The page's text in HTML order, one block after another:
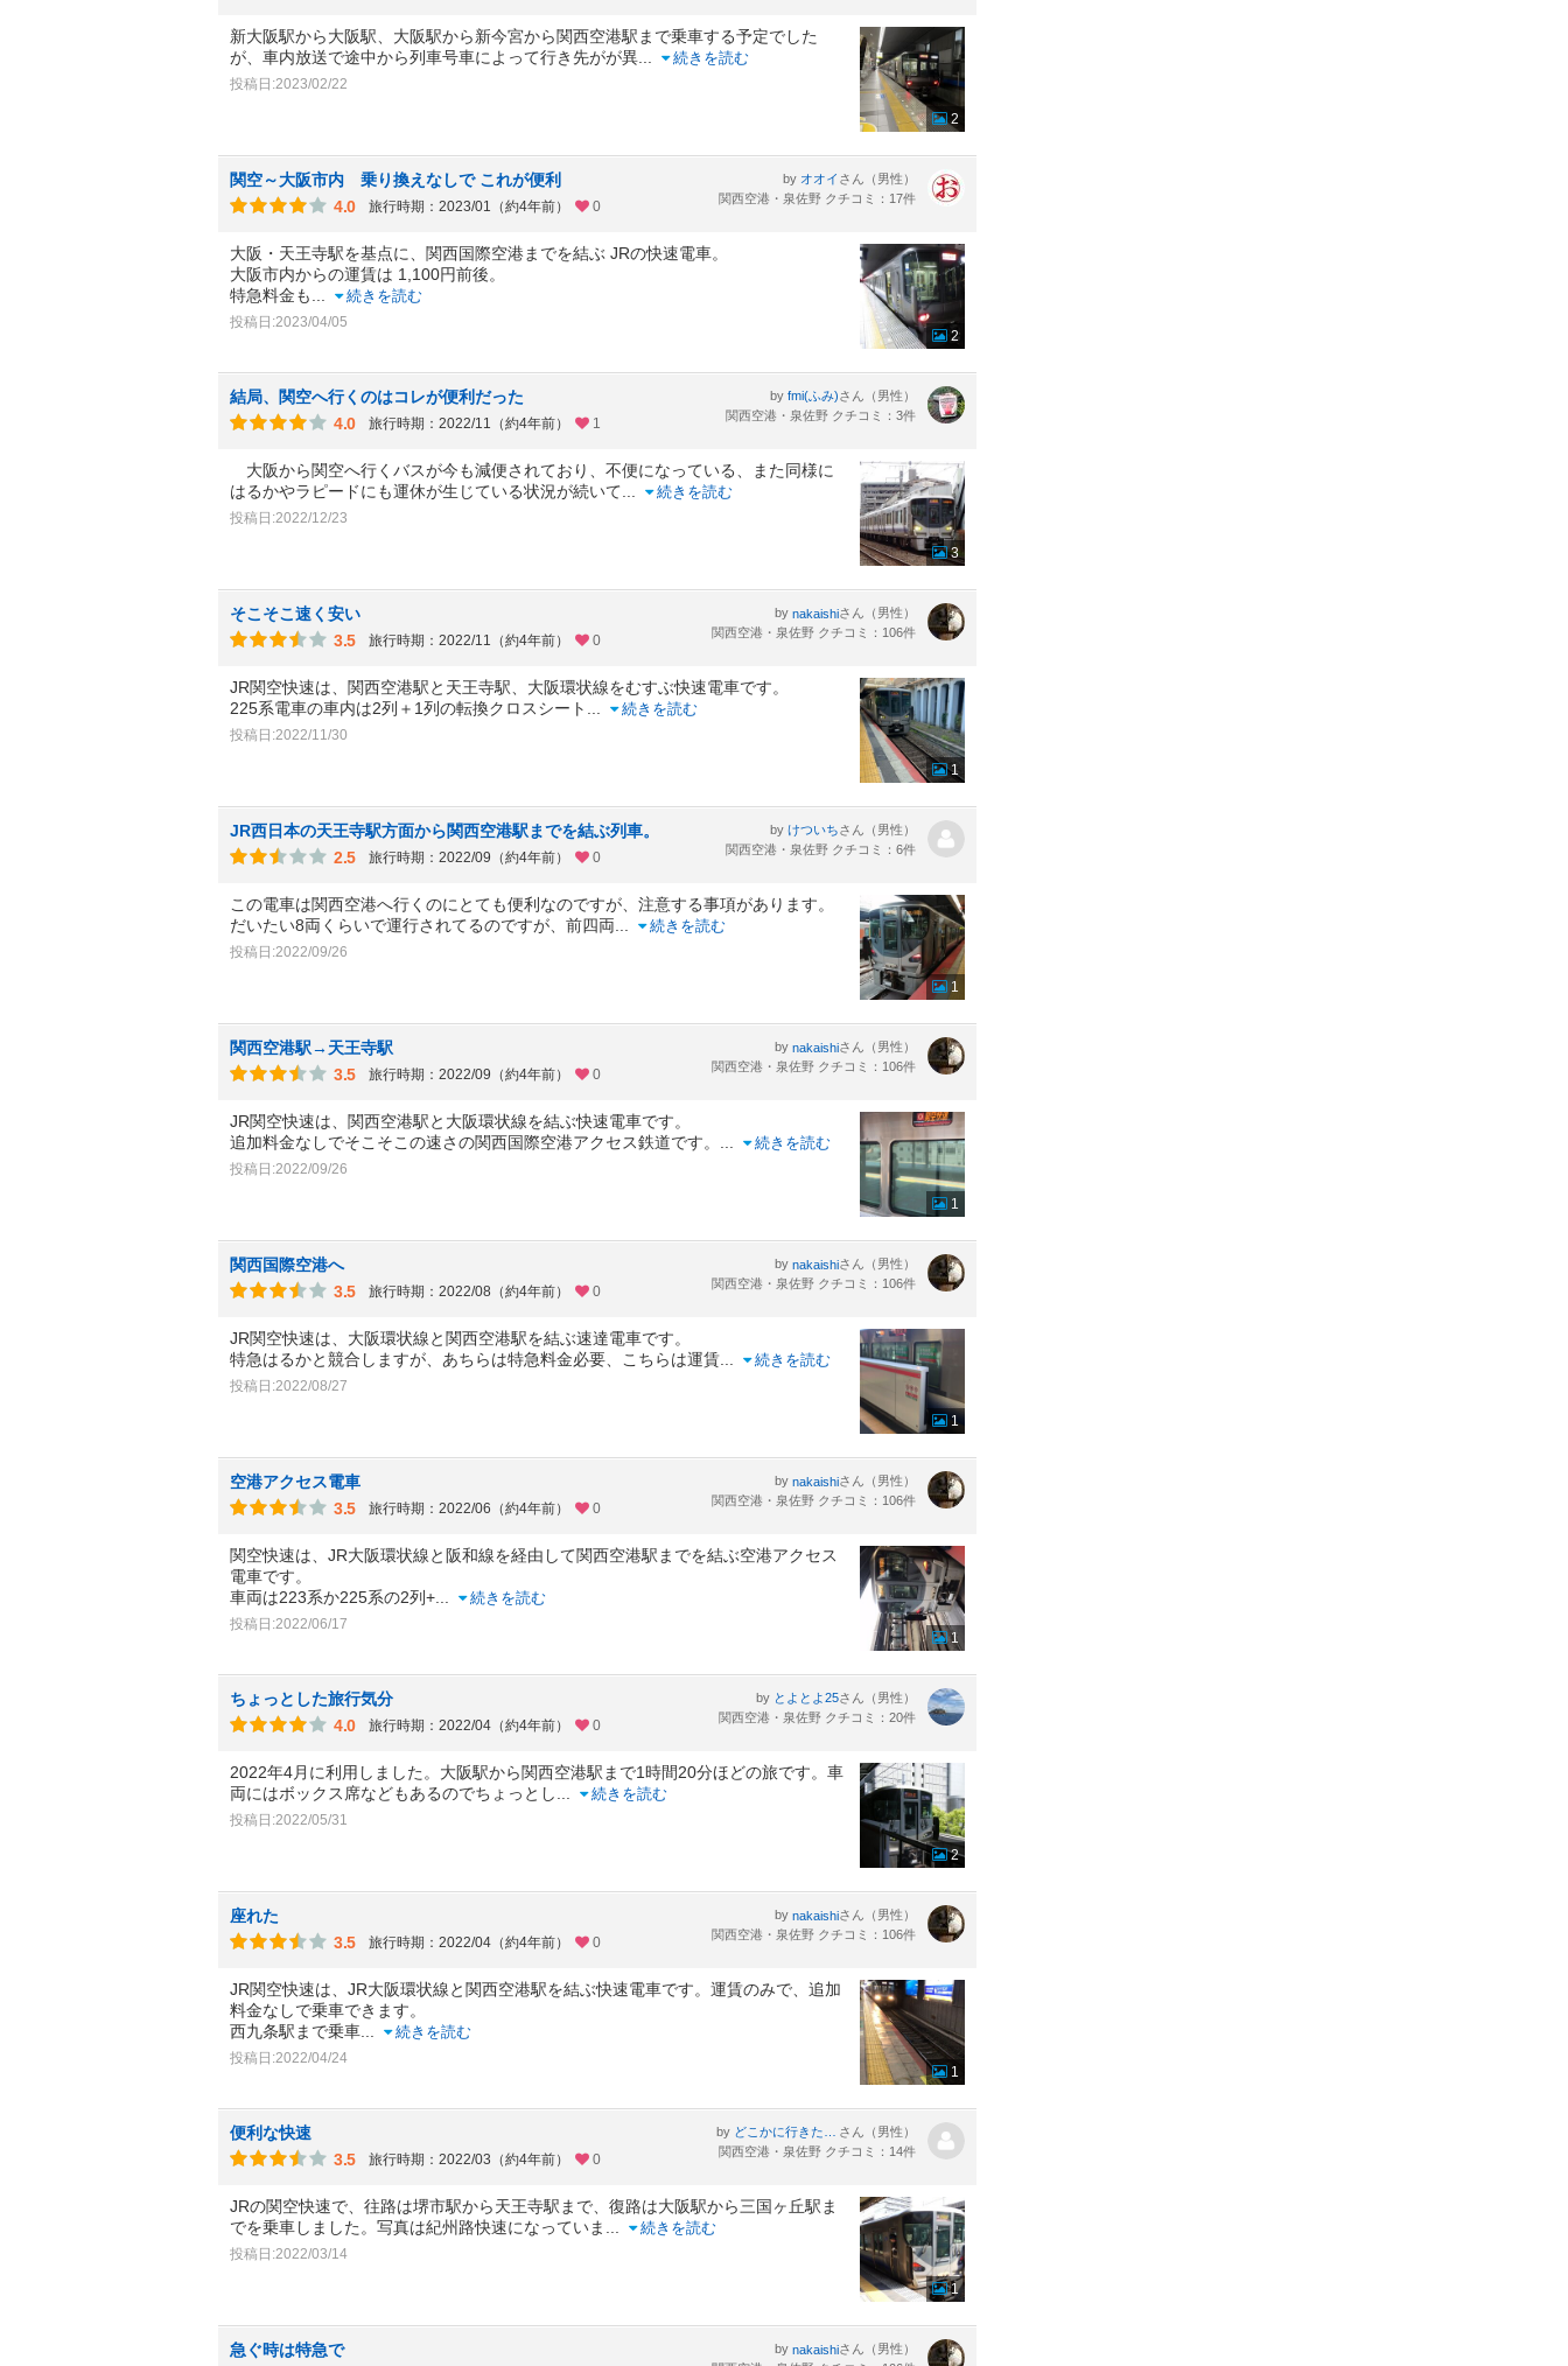
新大阪駅から大阪駅、大阪駅から新今宮から関西空港駅まで乗車する予定でした
が、車内放送で途中から列車号車によって行き先がが異
続きを読む
投稿日:2023/02/22
2
関空～大阪市内 乗り換えなしで これが便利
4.0
旅行時期：2023/01（約4年前） 0
by オオイ さん（男性）
関西空港・泉佐野 クチコミ：17件
大阪・天王寺駅を基点に、関西国際空港までを結ぶ JRの快速電車。
大阪市内からの運賃は 1,100円前後。
特急料金も
続きを読む
投稿日:2023/04/05
2
結局、関空へ行くのはコレが便利だった
4.0
旅行時期：2022/11（約4年前） 1
by fmi(ふみ)さん（男性）
関西空港・泉佐野 クチコミ：3件
大阪から関空へ行くバスが今も減便されており、不便になっている、また同様に
はるかやラピードにも運休が生じている状況が続いて
続きを読む
投稿日:2022/12/23
3
そこそこ速く安い
3.5
旅行時期：2022/11（約4年前） 0
by nakaishiさん（男性）
関西空港・泉佐野 クチコミ：106件
JR関空快速は、関西空港駅と天王寺駅、大阪環状線をむすぶ快速電車です。
225系電車の車内は2列＋1列の転換クロスシート
続きを読む
投稿日:2022/11/30
1
JR西日本の天王寺駅方面から関西空港駅までを結ぶ列車。
2.5
旅行時期：2022/09（約4年前） 0
by けついちさん（男性）
関西空港・泉佐野 クチコミ：6件
この電車は関西空港へ行くのにとても便利なのですが、注意する事項があります。
だいたい8両くらいで運行されてるのですが、前四両
続きを読む
投稿日:2022/09/26
1
関西空港駅→天王寺駅
3.5
旅行時期：2022/09（約4年前） 0
by nakaishiさん（男性）
関西空港・泉佐野 クチコミ：106件
JR関空快速は、関西空港駅と大阪環状線を結ぶ快速電車です。
追加料金なしでそこそこの速さの関西国際空港アクセス鉄道です。
続きを読む
投稿日:2022/09/26
1
関西国際空港へ
3.5
旅行時期：2022/08（約4年前） 0
by nakaishiさん（男性）
関西空港・泉佐野 クチコミ：106件
JR関空快速は、大阪環状線と関西空港駅を結ぶ速達電車です。
特急はるかと競合しますが、あちらは特急料金必要、こちらは運賃
続きを読む
投稿日:2022/08/27
1
空港アクセス電車
3.5
旅行時期：2022/06（約4年前） 0
by nakaishiさん（男性）
関西空港・泉佐野 クチコミ：106件
関空快速は、JR大阪環状線と阪和線を経由して関西空港駅までを結ぶ空港アクセス
電車です。
車両は223系か225系の2列+
続きを読む
投稿日:2022/06/17
1
ちょっとした旅行気分
4.0
旅行時期：2022/04（約4年前） 0
by とよとよ25さん（男性）
関西空港・泉佐野 クチコミ：20件
2022年4月に利用しました。大阪駅から関西空港駅まで1時間20分ほどの旅です。車
両にはボックス席などもあるのでちょっとし
続きを読む
投稿日:2022/05/31
2
座れた
3.5
旅行時期：2022/04（約4年前） 0
by nakaishiさん（男性）
関西空港・泉佐野 クチコミ：106件
JR関空快速は、JR大阪環状線と関西空港駅を結ぶ快速電車です。運賃のみで、追加
料金なしで乗車できます。
西九条駅まで乗車
続きを読む
投稿日:2022/04/24
1
便利な快速
3.5
旅行時期：2022/03（約4年前） 0
by
さん（男性）
関西空港・泉佐野 クチコミ：14件
JRの関空快速で、往路は堺市駅から天王寺駅まで、復路は大阪駅から三国ヶ丘駅ま
でを乗車しました。写真は紀州路快速になっていま
続きを読む
投稿日:2022/03/14
1
急ぐ時は特急で by nakaishiさん（男性）